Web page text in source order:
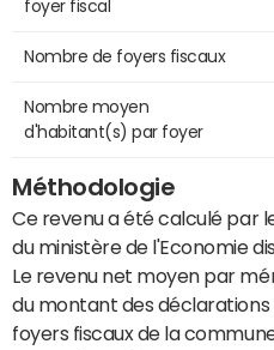
foyer fiscal
Nombre de foyers fiscaux
Nombre moyen
d'habitant(s) par foyer
Méthodologie
Ce revenu a été calculé par
du ministère de l'Economie
Le revenu net moyen par
du montant des déclarations
foyers fiscaux de la